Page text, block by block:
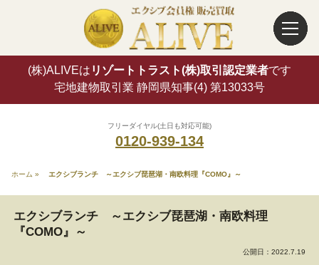
(株)ALIVEは リゾートトラスト(株)取引認定業者です
宅地建物取引業 静岡県知事(4) 第13033号
フリーダイヤル(土日も対応可能)
0120-939-134
ホーム » エクシブランチ ～エクシブ琵琶湖・南欧料理『COMO』～
エクシブランチ ～エクシブ琵琶湖・南欧料理
『COMO』～
公開日： 2022.7.19